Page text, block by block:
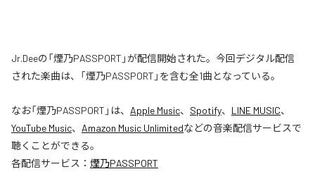
Jr.Deeの「煙乃PASSPORT」が配信開始された。今回デジタル配信
された楽曲は、「煙乃PASSPORT」を含む全1曲となっている。
なお「煙乃PASSPORT 」は、 Apple Music、 Spotify、 LINE MUSIC、
YouTube Music、 Amazon Music Unlimitedなどの音楽配信サービスで
聴くことができる。
各配信サービス： 煙乃PASSPORT